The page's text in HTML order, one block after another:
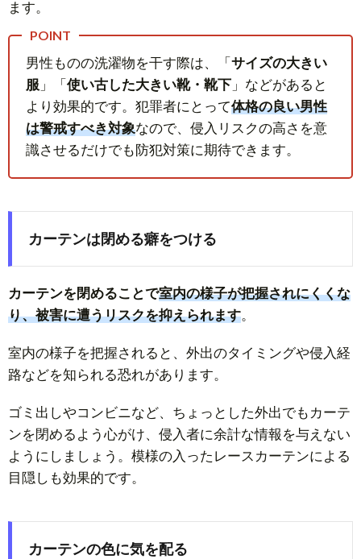
ます。
男性ものの洗濯物を干す際は、「 サイズの大きい
服 」「 使い古した大きい靴・靴下 」などがあると
より効果的です。犯罪者にとって体格の良い男性
は警戒すべき対象なので、侵入リスクの高さを意
識させるだけでも防犯対策に期待できます。
カーテンは閉める癖をつける
カーテンを閉めることで室内の様子が把握されにくくな
り、被害に遭うリスクを抑えられます。
室内の様子を把握されると、外出のタイミングや侵入経
路などを知られる恐れがあります。
ゴミ出しやコンビニなど、ちょっとした外出でもカーテ
ンを閉めるよう心がけ、侵入者に余計な情報を与えない
ようにしましょう。模様の入ったレースカーテンによる
目隠しも効果的です。
カーテンの色に気を配る